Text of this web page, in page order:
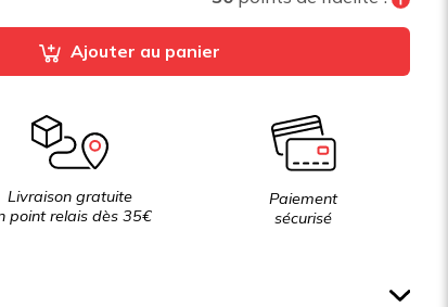
Tous les 200 points de fidélité vous pouvez
bénéficier de10% de réduction
Ajouter au panier
Livraison gratuite
point relais dès 35€
Paiement
sécurisé